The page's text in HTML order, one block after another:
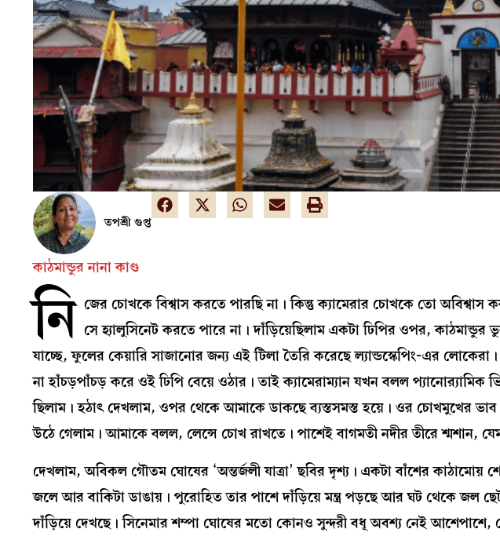
তপশ্রী গুপ্ত
কাঠমান্ডুর নানা কাণ্ড
নি জের চোখকে বিশ্বাস করতে পারছি না। কিন্তু ক্যামেরার চোখকে তো অবিশ্বাস
সে হ্যালুসিনেট করতে পারে না। দাঁড়িয়েছিলাম একটা ঢিপির ওপর, কাঠমান্ডুর
যাচ্ছে, ফুলের কেয়ারি সাজানোর জন্য এই টিলা তৈরি করেছে ল্যান্ডস্কেপিং-এর
না হাঁচড়পাঁচড় করে ওই ঢিপি বেয়ে ওঠার। তাই ক্যামেরাম্যান যখন বলল
ছিলাম। হঠাৎ দেখলাম, ওপর থেকে আমাকে ডাকছে ব্যস্তসমস্ত হয়ে। ওর চোখমুখের
উঠে গেলাম। আমাকে বলল, লেন্সে চোখ রাখতে। পাশেই বাগমতী নদীর তীরে শ্মশান,
দেখলাম, অবিকল গৌতম ঘোষের ‘অন্তর্জলী যাত্রা’ ছবির দৃশ্য। একটা বাঁশের
জলে আর বাকিটা ডাঙায়। পুরোহিত তার পাশে দাঁড়িয়ে মন্ত্র পড়ছে আর ঘট থেকে জল
দাঁড়িয়ে দেখছে। সিনেমার শম্পা ঘোষের মতো কোনও সুন্দরী বধূ অবশ্য নেই আশেপাশে,